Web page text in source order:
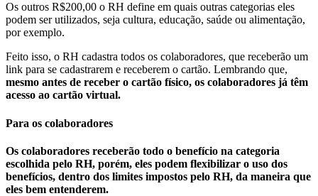
Os outros R$200,00 o RH define em quais outras categorias eles
podem ser utilizados, seja cultura, educação, saúde ou alimentação,
por exemplo.
Feito isso, o RH cadastra todos os colaboradores, que receberão um
link para se cadastrarem e receberem o cartão. Lembrando que,
mesmo antes de receber o cartão físico, os colaboradores já têm
acesso ao cartão virtual.
Para os colaboradores
Os colaboradores receberão todo o benefício na categoria
escolhida pelo RH, porém, eles podem flexibilizar o uso dos
benefícios, dentro dos limites impostos pelo RH, da maneira que
eles bem entenderem.